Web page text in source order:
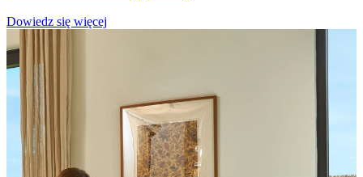
Dowiedz się więcej